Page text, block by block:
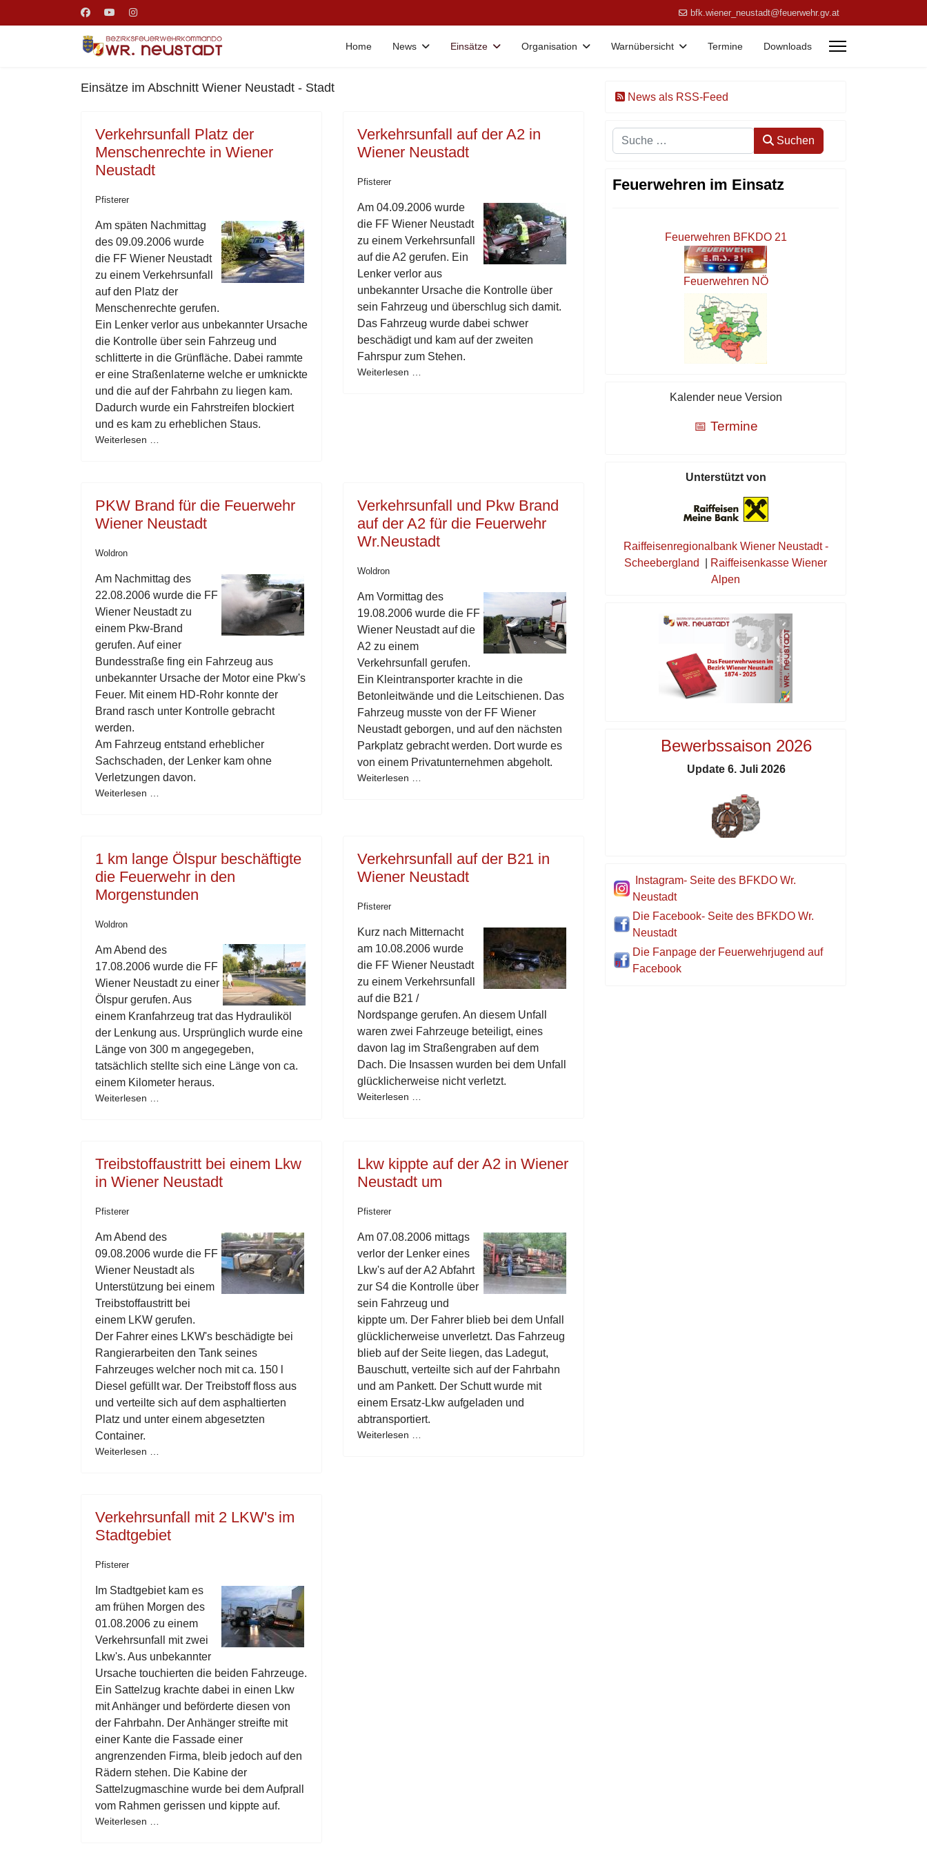
bfk.wiener_neustadt@feuerwehr.gv.at
Home News Einsätze Organisation Warnübersicht Termine Downloads
Einsätze im Abschnitt Wiener Neustadt - Stadt
Verkehrsunfall Platz der
Menschenrechte in Wiener
Neustadt
Pfisterer
Am späten Nachmittag
des 09.09.2006 wurde
die FF Wiener Neustadt
zu einem Verkehrsunfall
auf den Platz der
Menschenrechte gerufen.
Ein Lenker verlor aus unbekannter Ursache
die Kontrolle über sein Fahrzeug und
schlitterte in die Grünfläche. Dabei rammte
er eine Straßenlaterne welche er umknickte
und die auf der Fahrbahn zu liegen kam.
Dadurch wurde ein Fahrstreifen blockiert
und es kam zu erheblichen Staus.
Weiterlesen …
Verkehrsunfall auf der A2 in
Wiener Neustadt
Pfisterer
Am 04.09.2006 wurde
die FF Wiener Neustadt
zu einem Verkehrsunfall
auf die A2 gerufen. Ein
Lenker verlor aus
unbekannter Ursache die Kontrolle über
sein Fahrzeug und überschlug sich damit.
Das Fahrzeug wurde dabei schwer
beschädigt und kam auf der zweiten
Fahrspur zum Stehen.
Weiterlesen …
PKW Brand für die Feuerwehr
Wiener Neustadt
Woldron
Am Nachmittag des
22.08.2006 wurde die FF
Wiener Neustadt zu
einem Pkw-Brand
gerufen. Auf einer
Bundesstraße fing ein Fahrzeug aus
unbekannter Ursache der Motor eine Pkw's
Feuer. Mit einem HD-Rohr konnte der
Brand rasch unter Kontrolle gebracht
werden.
Am Fahrzeug entstand erheblicher
Sachschaden, der Lenker kam ohne
Verletzungen davon.
Weiterlesen …
Verkehrsunfall und Pkw Brand
auf der A2 für die Feuerwehr
Wr.Neustadt
Woldron
Am Vormittag des
19.08.2006 wurde die FF
Wiener Neustadt auf die
A2 zu einem
Verkehrsunfall gerufen.
Ein Kleintransporter krachte in die
Betonleitwände und die Leitschienen. Das
Fahrzeug musste von der FF Wiener
Neustadt geborgen, und auf den nächsten
Parkplatz gebracht werden. Dort wurde es
von einem Privatunternehmen abgeholt.
Weiterlesen …
1 km lange Ölspur beschäftigte
die Feuerwehr in den
Morgenstunden
Woldron
Am Abend des
17.08.2006 wurde die FF
Wiener Neustadt zu einer
Ölspur gerufen. Aus
einem Kranfahrzeug trat das Hydrauliköl
der Lenkung aus. Ursprünglich wurde eine
Länge von 300 m angegegeben,
tatsächlich stellte sich eine Länge von ca.
einem Kilometer heraus.
Weiterlesen …
Verkehrsunfall auf der B21 in
Wiener Neustadt
Pfisterer
Kurz nach Mitternacht
am 10.08.2006 wurde
die FF Wiener Neustadt
zu einem Verkehrsunfall
auf die B21 /
Nordspange gerufen. An diesem Unfall
waren zwei Fahrzeuge beteiligt, eines
davon lag im Straßengraben auf dem
Dach. Die Insassen wurden bei dem Unfall
glücklicherweise nicht verletzt.
Weiterlesen …
Treibstoffaustritt bei einem Lkw
in Wiener Neustadt
Pfisterer
Am Abend des
09.08.2006 wurde die FF
Wiener Neustadt als
Unterstützung bei einem
Treibstoffaustritt bei
einem LKW gerufen.
Der Fahrer eines LKW's beschädigte bei
Rangierarbeiten den Tank seines
Fahrzeuges welcher noch mit ca. 150 l
Diesel gefüllt war. Der Treibstoff floss aus
und verteilte sich auf dem asphaltierten
Platz und unter einem abgesetzten
Container.
Weiterlesen …
Lkw kippte auf der A2 in Wiener
Neustadt um
Pfisterer
Am 07.08.2006 mittags
verlor der Lenker eines
Lkw's auf der A2 Abfahrt
zur S4 die Kontrolle über
sein Fahrzeug und
kippte um. Der Fahrer blieb bei dem Unfall
glücklicherweise unverletzt. Das Fahrzeug
blieb auf der Seite liegen, das Ladegut,
Bauschutt, verteilte sich auf der Fahrbahn
und am Pankett. Der Schutt wurde mit
einem Ersatz-Lkw aufgeladen und
abtransportiert.
Weiterlesen …
Verkehrsunfall mit 2 LKW's im
Stadtgebiet
Pfisterer
Im Stadtgebiet kam es
am frühen Morgen des
01.08.2006 zu einem
Verkehrsunfall mit zwei
Lkw's. Aus unbekannter
Ursache touchierten die beiden Fahrzeuge.
Ein Sattelzug krachte dabei in einen Lkw
mit Anhänger und beförderte diesen von
der Fahrbahn. Der Anhänger streifte mit
einer Kante die Fassade einer
angrenzenden Firma, bleib jedoch auf den
Rädern stehen. Die Kabine der
Sattelzugmaschine wurde bei dem Aufprall
vom Rahmen gerissen und kippte auf.
Weiterlesen …
News als RSS-Feed
Suchen Suchen
Feuerwehren im Einsatz
Feuerwehren BFKDO 21
Feuerwehren NÖ
Kalender neue Version
📅 Termine
Unterstützt von
Raiffeisenregionalbank Wiener Neustadt -
Scheebergland
Raiffeisenkasse Wiener
Alpen
Bewerbssaison 2026
Update 6. Juli 2026
Instagram- Seite des BFKDO Wr.
Neustadt
Die Facebook- Seite des BFKDO Wr.
Neustadt
Die Fanpage der Feuerwehrjugend auf
Facebook